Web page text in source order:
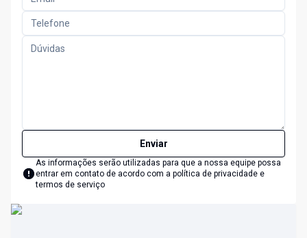
Enviar
As informações serão utilizadas para que a nossa equipe possa
entrar em contato de acordo com a política de privacidade e
termos de serviço